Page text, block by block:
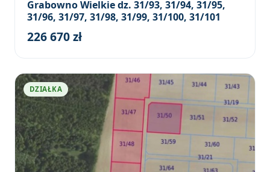
Grabowno Wielkie dz. 31/93, 31/94, 31/95,
31/96, 31/97, 31/98, 31/99, 31/100, 31/101
226 670 zł
DZIAŁKA